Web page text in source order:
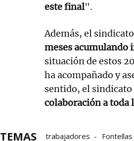
este final".
Además, el
meses acumulando
situación de estos
ha acompañado y
sentido, el
colaboración a toda
TEMAS trabajadores Fontellas